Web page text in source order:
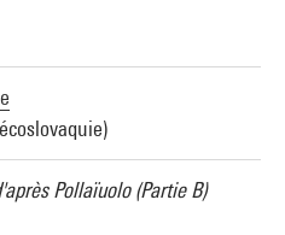
Pollaïuolo (Partie B)